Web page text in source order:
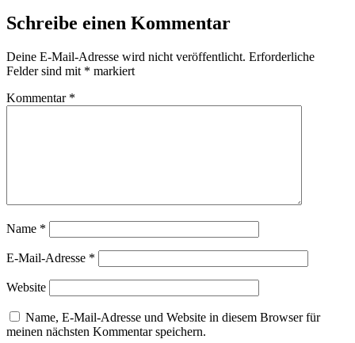
Schreibe einen Kommentar
Deine E-Mail-Adresse wird nicht veröffentlicht. Erforderliche
Felder sind mit * markiert
Kommentar *
Name *
E-Mail-Adresse *
Website
Name, E-Mail-Adresse und Website in diesem Browser für
meinen nächsten Kommentar speichern.